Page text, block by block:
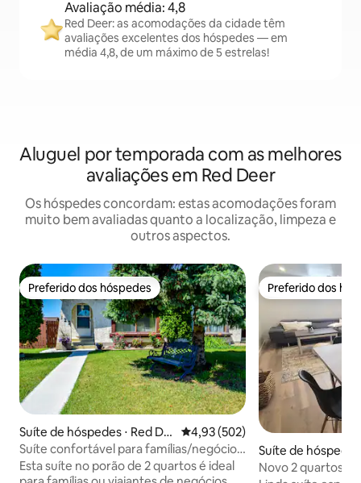
Avaliação média: 4,8
Red Deer: as acomodações da cidade têm
avaliações excelentes dos hóspedes — em
média 4,8, de um máximo de 5 estrelas!
Aluguel por temporada com as melhores
avaliações em Red Deer
Os hóspedes concordam: estas acomodações foram
muito bem avaliadas quanto a localização, limpeza e
outros aspectos.
Preferido dos hóspedes
Preferido dos hóspedes
Suíte de hóspedes ⋅ Red De
er
4,93 de uma avaliação média de
4,93 (502)
Suíte confortável para famílias/negócios
★★★★
Esta suíte no porão de 2 quartos é ideal
Preferido dos
Preferido dos
Suíte de
r
Novo 2 quartos